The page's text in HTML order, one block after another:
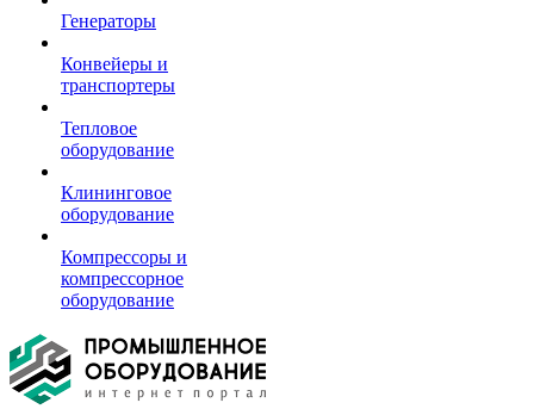
Генераторы
Конвейеры и
транспортеры
Тепловое
оборудование
Клининговое
оборудование
Компрессоры и
компрессорное
оборудование